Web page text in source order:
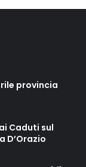
provincia
Caduti sul
D’Orazio